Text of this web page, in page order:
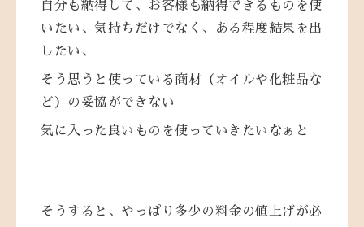
自分も納得して、お客様も納得できるものを使
いたい、気持ちだけでなく、ある程度結果を出
したい、
そう思うと使っている商材（オイルや化粧品な
ど）の妥協ができない
気に入った良いものを使っていきたいなぁと
そうすると、やっぱり多少の料金の値上げが必